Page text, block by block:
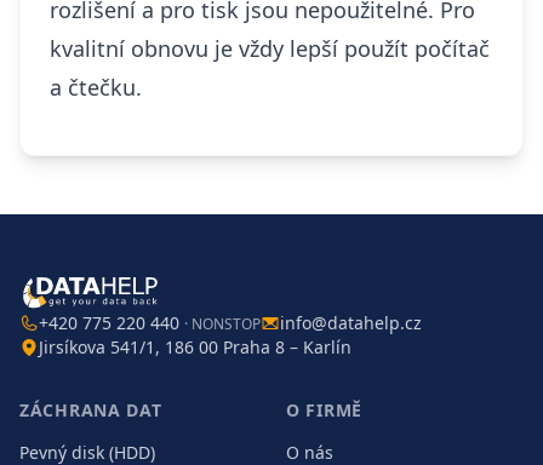
rozlišení a pro tisk jsou nepoužitelné. Pro
kvalitní obnovu je vždy lepší použít počítač
a čtečku.
+420 775 220 440 · NONSTOP
info@datahelp.cz
Jirsíkova 541/1, 186 00 Praha 8 – Karlín
ZÁCHRANA DAT
Pevný disk (HDD)
O FIRMĚ
O nás